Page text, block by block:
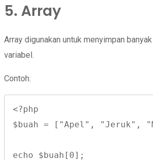
5. Array
Array digunakan untuk menyimpan
variabel.
Contoh:
<?php
$buah = ["Apel", "Jeruk",
echo $buah[0];